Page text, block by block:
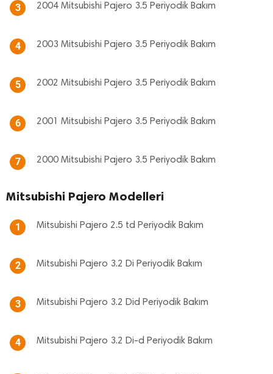
3 2004 Mitsubishi Pajero 3.5 Periyodik Bakım
4 2003 Mitsubishi Pajero 3.5 Periyodik Bakım
5 2002 Mitsubishi Pajero 3.5 Periyodik Bakım
6 2001 Mitsubishi Pajero 3.5 Periyodik Bakım
7 2000 Mitsubishi Pajero 3.5 Periyodik Bakım
Mitsubishi Pajero Modelleri
1 Mitsubishi Pajero 2.5 td Periyodik Bakım
2 Mitsubishi Pajero 3.2 Di Periyodik Bakım
3 Mitsubishi Pajero 3.2 Did Periyodik Bakım
4 Mitsubishi Pajero 3.2 Di-d Periyodik Bakım